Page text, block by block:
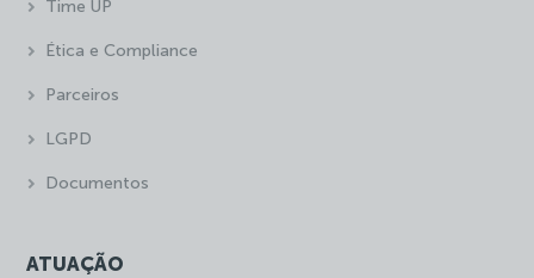
Time UP
Ética e Compliance
Parceiros
LGPD
Documentos
ATUAÇÃO